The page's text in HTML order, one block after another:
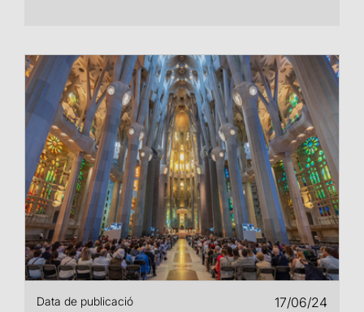
Data de publicació 17/06/24